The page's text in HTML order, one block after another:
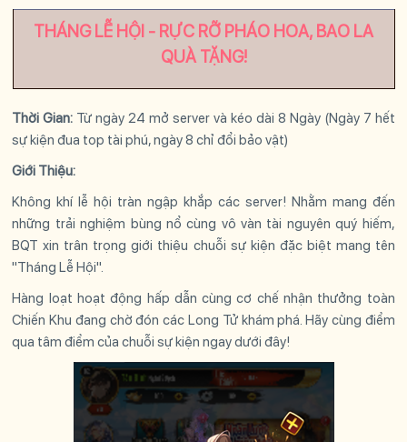
THÁNG LỄ HỘI - RỰC RỠ PHÁO HOA, BAO LA
QUÀ TẶNG!
Thời Gian: Từ ngày 24 mở server và kéo dài 8 Ngày (Ngày 7 hết
sự kiện đua top tài phú, ngày 8 chỉ đổi bảo vật)
Giới Thiệu:
Không khí lễ hội tràn ngập khắp các server! Nhằm mang đến
những trải nghiệm bùng nổ cùng vô vàn tài nguyên quý hiếm,
BQT xin trân trọng giới thiệu chuỗi sự kiện đặc biệt mang tên
"Tháng Lễ Hội".
Hàng loạt hoạt động hấp dẫn cùng cơ chế nhận thưởng toàn
Chiến Khu đang chờ đón các Long Tử khám phá. Hãy cùng điểm
qua tâm điểm của chuỗi sự kiện ngay dưới đây!